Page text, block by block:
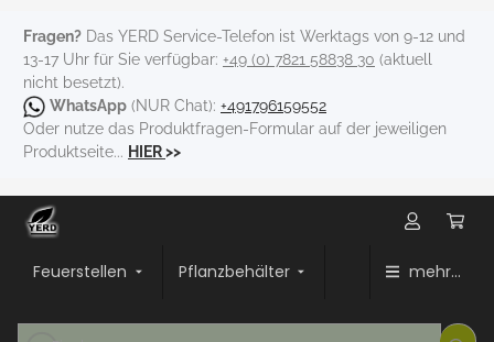
Fragen? Das YERD Service-Telefon ist Werktags von 9-12 und
13-17 Uhr für Sie verfügbar: +49 (0) 7821 58838 30 (aktuell
nicht besetzt).
WhatsApp (NUR Chat): +491796159552
Oder nutze das Produktfragen-Formular auf der jeweiligen
Produktseite... HIER>>
Feuerstellen Pflanzbehälter mehr...